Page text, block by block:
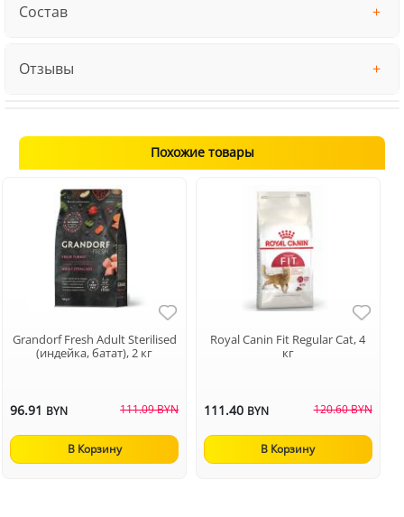
Состав
Отзывы
Похожие товары
Grandorf Fresh Adult Sterilised
(индейка, батат), 2 кг
96.91 BYN 111.09 BYN
В Корзину
Royal Canin Fit Regular Cat, 4
кг
111.40 BYN 120.60 BYN
В Корзину